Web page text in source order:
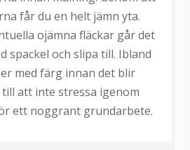
får du en helt jämn yta.
ojämna fläckar går det
spackel och slipa till. Ibland
med färg innan det blir
att inte stressa igenom
ett noggrant grundarbete.